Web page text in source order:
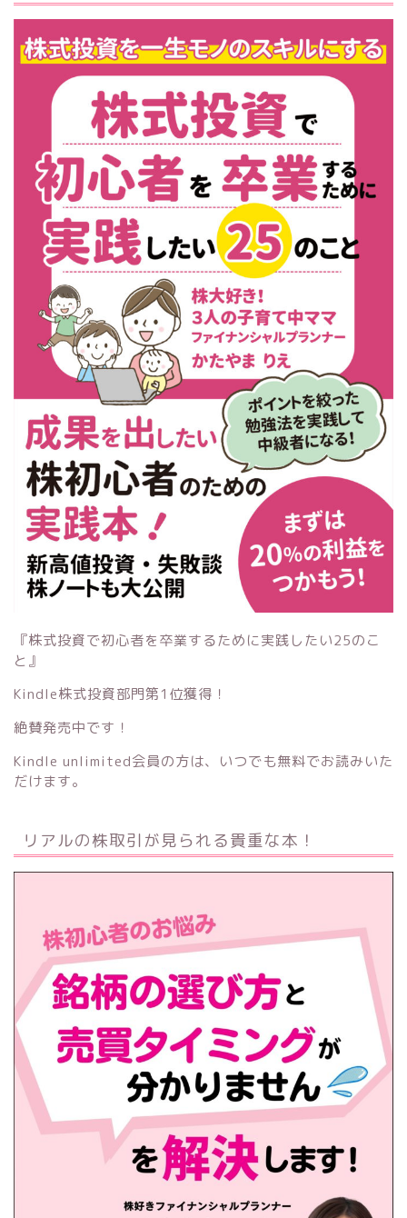
『株式投資で初心者を卒業するために実践したい25のこ
と』
Kindle株式投資部門第1位獲得！
絶賛発売中です！
Kindle unlimited会員の方は、いつでも無料でお読みいた
だけます。
リアルの株取引が見られる貴重な本！